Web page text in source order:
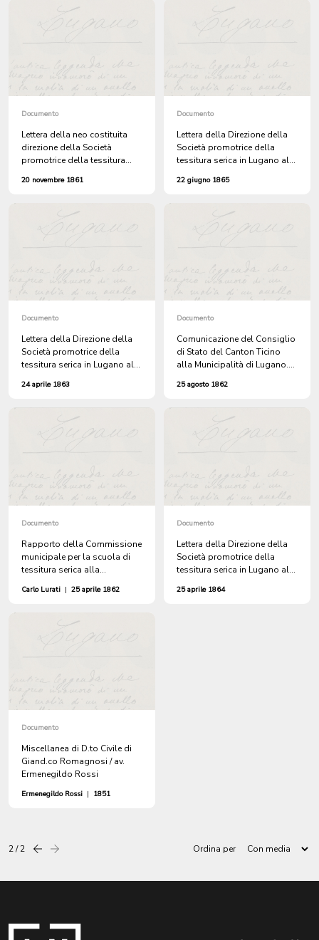
tessitura serica, con l'invito a
trasmetterla al Governo
Documento
Lettera della neo costituita
direzione della Società
promotrice della tessitura
Lugano, con cui chiede di dare
la scelta del locale della
scuola e trasmette sei
20 novembre 1861
Documento
Lettera della Direzione della
Società promotrice della
tessitura serica in Lugano alla
accompagna il resoconto
31 dicembre 1864
22 giugno 1865
Documento
Lettera della Direzione della
Società promotrice della
tessitura serica in Lugano alla
accompagna il bilancio
dicembre 1862
24 aprile 1863
Documento
Comunicazione del Consiglio
di Stato del Canton Ticino
alla Municipalità di Lugano.
rilasciato al maestro Pattani
per la merce che il signor
Enrico Fiery di Zurigo fornirà
25 agosto 1862
Documento
Rapporto della Commissione
municipale per la scuola di
tessitura serica alla
subaffitto dei locali nella
Pietro Beretta
Carlo Lurati | 25 aprile 1862
Documento
Lettera della Direzione della
Società promotrice della
tessitura serica in Lugano alla
accompagna il resoconto
25 aprile 1864
Documento
Miscellanea di D.to Civile di
Giand.co Romagnosi / av.
Ermenegildo Rossi
Ermenegildo Rossi | 1851
2 / 2 Precedentesuccessiva Ordina per